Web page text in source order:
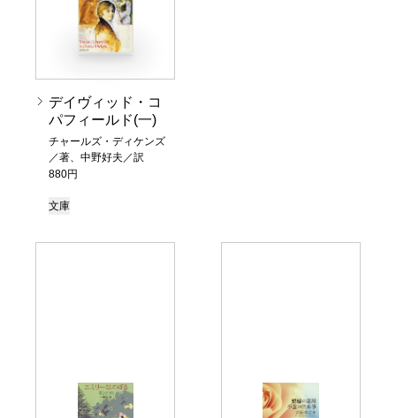
デイヴィッド・コ
パフィールド(一)
チャールズ・ディケンズ
／著、中野好夫／訳
880円
文庫